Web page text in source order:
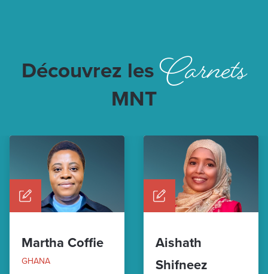
Découvrez lesCarnets
MNT
Martha Coffie
GHANA
Aishath
Shifneez